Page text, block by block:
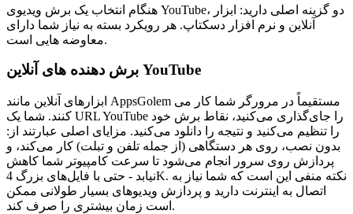
هنگام انتخاب یک برش ویدیوی YouTube، دو گزینه اصلی دارید: ابزار
آنلاین و نرم افزار دسکتاپ. هر رویکرد بسته به نیاز شما دارای
معاوضه هایی است.
برش دهنده های آنلاین YouTube
ابزارهای آنلاین مانند AppsGolem مستقیماً در مرورگر شما کار می
کنند. شما یک URL YouTube را جای‌گذاری می‌کنید، نقاط برش خود
را تنظیم می‌کنید و نتیجه را دانلود می‌کنید. مزایای اصلی عبارتند از:
بدون نصب، روی هر دستگاهی (از جمله تلفن و تبلت) کار می‌کند، و
پردازش روی سرور انجام می‌شود تا سرعت کامپیوتر شما کاهش
نیابد - حتی با فایل‌های بزرگ 4K. نکته منفی این است که شما نیاز به
اتصال به اینترنت دارید و پردازش ویدیوهای بسیار طولانی ممکن
است زمان بیشتری را صرف کند.